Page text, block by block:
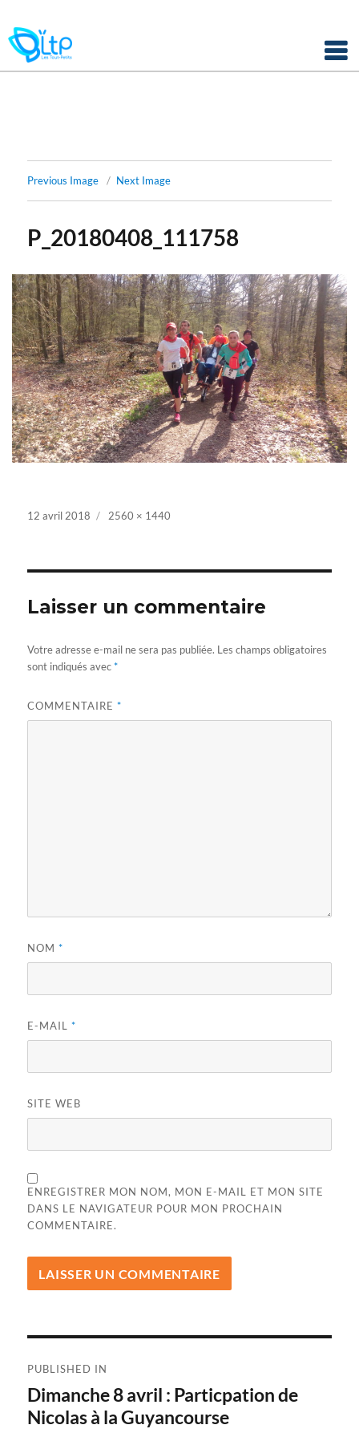
Skip
to
Previous Image Next Image
P_20180408_111758
Posted
12 avril 2018
Full
2560 × 1440
Laisser un commentaire
Votre adresse e-mail ne sera pas publiée. Les champs obligatoires
sont indiqués avec*
COMMENTAIRE*
NOM*
E-MAIL*
SITE WEB
ENREGISTRER MON NOM, MON E-MAIL ET MON SITE
DANS LE NAVIGATEUR POUR MON PROCHAIN
COMMENTAIRE.
de
l’article
PUBLISHED IN
Dimanche 8 avril : Particpation de
Nicolas à la Guyancourse